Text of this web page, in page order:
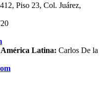
Piso 23, Col. Juárez,
América Latina: Carlos De la